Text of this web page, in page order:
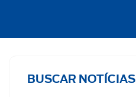
BUSCAR NOTÍCIAS